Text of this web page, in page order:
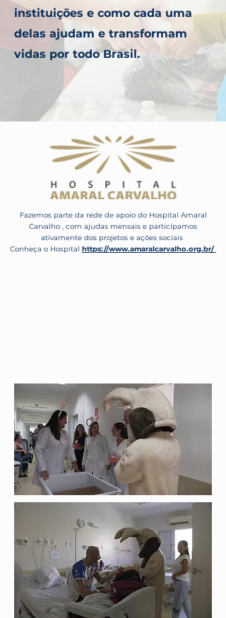
instituições e como cada uma
delas ajudam e transformam
vidas por todo Brasil.
Fazemos parte da rede de apoio do Hospital Amaral
Carvalho , com ajudas mensais e participamos
ativamente dos projetos e ações sociais
Conheça o Hospital https://www.amaralcarvalho.org.br/